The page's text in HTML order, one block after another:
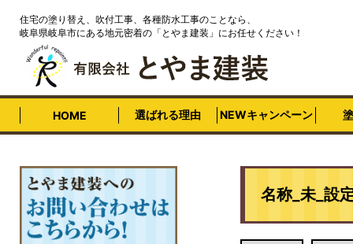
住宅の塗り替え、吹付工事、各種防水工事のことなら、
岐阜県岐阜市にある地元密着の「とやま建装」にお任せください！
HOME 選ばれる理由 NEWキャンペーン
名称_未_設